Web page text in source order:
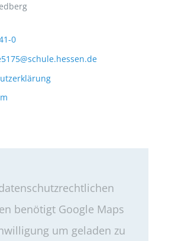
0
benötigt Google Maps
um geladen zu